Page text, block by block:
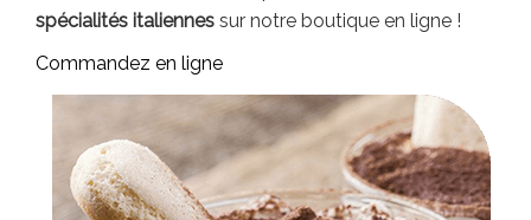
spécialités italiennes sur notre boutique en ligne !
Commandez en ligne